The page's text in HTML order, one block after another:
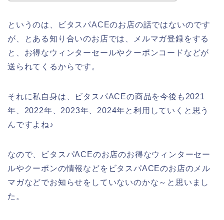
というのは、ビタスパACEのお店の話ではないのです
が、とある知り合いのお店では、メルマガ登録をする
と、お得なウィンターセールやクーポンコードなどが
送られてくるからです。
それに私自身は、ビタスパACEの商品を今後も2021
年、2022年、2023年、2024年と利用していくと思う
んですよね♪
なので、ビタスパACEのお店のお得なウィンターセー
ルやクーポンの情報などをビタスパACEのお店のメル
マガなどでお知らせをしていないのかな～と思いまし
た。